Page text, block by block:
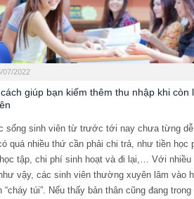
07/2022
giúp bạn kiếm thêm thu nhập khi còn
sống sinh viên từ trước tới nay chưa từng dễ
quá nhiều thứ cần phải chi trả, như tiền học
tập, chi phí sinh hoạt và đi lại,… Với nhiều
vậy, các sinh viên thường xuyên lâm vào
“cháy túi”. Nếu thấy bản thân cũng đang
HƯỚNG DẪN DU HỌC SINH